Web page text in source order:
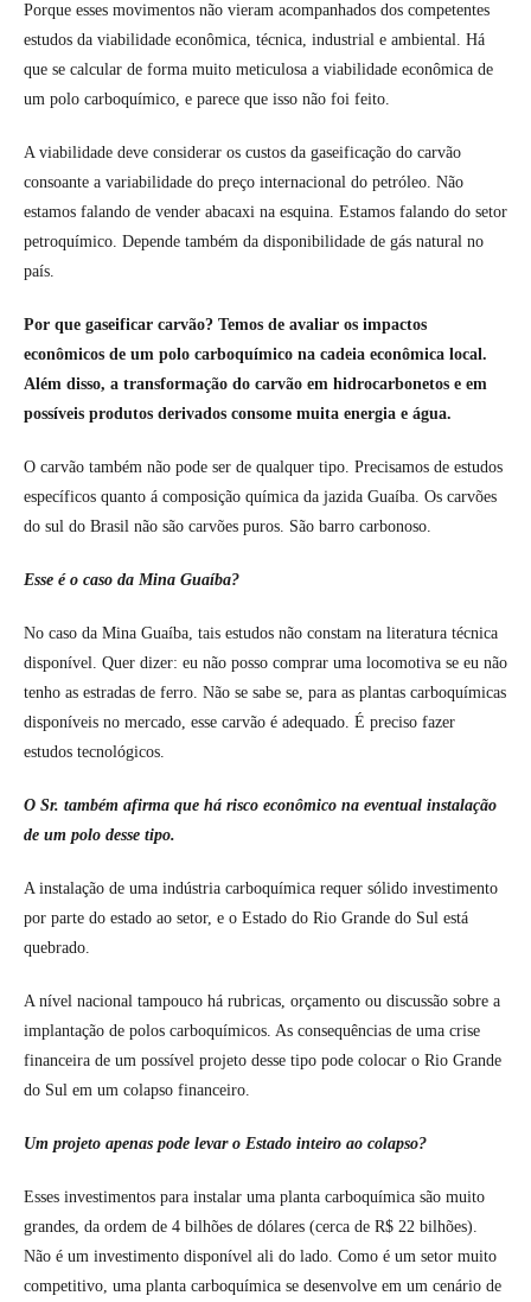
Porque esses movimentos não vieram acompanhados dos competentes
estudos da viabilidade econômica, técnica, industrial e ambiental. Há
que se calcular de forma muito meticulosa a viabilidade econômica de
um polo carboquímico, e parece que isso não foi feito.
A viabilidade deve considerar os custos da gaseificação do carvão
consoante a variabilidade do preço internacional do petróleo. Não
estamos falando de vender abacaxi na esquina. Estamos falando do setor
petroquímico. Depende também da disponibilidade de gás natural no
país.
Por que gaseificar carvão? Temos de avaliar os impactos
econômicos de um polo carboquímico na cadeia econômica local.
Além disso, a transformação do carvão em hidrocarbonetos e em
possíveis produtos derivados consome muita energia e água.
O carvão também não pode ser de qualquer tipo. Precisamos de estudos
específicos quanto á composição química da jazida Guaíba. Os carvões
do sul do Brasil não são carvões puros. São barro carbonoso.
Esse é o caso da Mina Guaíba?
No caso da Mina Guaíba, tais estudos não constam na literatura técnica
disponível. Quer dizer: eu não posso comprar uma locomotiva se eu não
tenho as estradas de ferro. Não se sabe se, para as plantas carboquímicas
disponíveis no mercado, esse carvão é adequado. É preciso fazer
estudos tecnológicos.
O Sr. também afirma que há risco econômico na eventual instalação
de um polo desse tipo.
A instalação de uma indústria carboquímica requer sólido investimento
por parte do estado ao setor, e o Estado do Rio Grande do Sul está
quebrado.
A nível nacional tampouco há rubricas, orçamento ou discussão sobre a
implantação de polos carboquímicos. As consequências de uma crise
financeira de um possível projeto desse tipo pode colocar o Rio Grande
do Sul em um colapso financeiro.
Um projeto apenas pode levar o Estado inteiro ao colapso?
Esses investimentos para instalar uma planta carboquímica são muito
grandes, da ordem de 4 bilhões de dólares (cerca de R$ 22 bilhões).
Não é um investimento disponível ali do lado. Como é um setor muito
competitivo, uma planta carboquímica se desenvolve em um cenário de